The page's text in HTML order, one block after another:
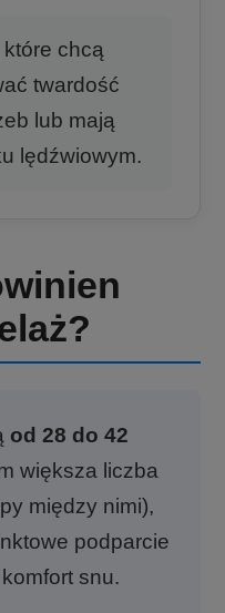
chcą
twardość
lub mają
lędźwiowym.
od 28 do 42
większa liczba
między nimi),
podparcie
snu.